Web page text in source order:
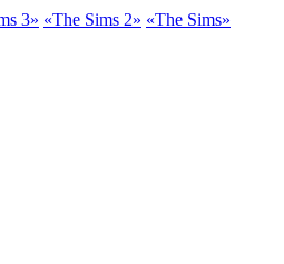
3» «The Sims 2» «The Sims»